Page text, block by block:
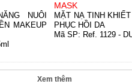
NUÔI
MAKEUP
MASK
MẶT NẠ TINH
PHỤC HỒI DA
Mã SP: Ref. 1129 -
Xem thêm